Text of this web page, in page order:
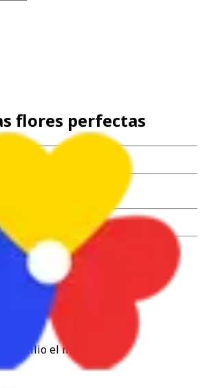
flores perfectas
el mismo día